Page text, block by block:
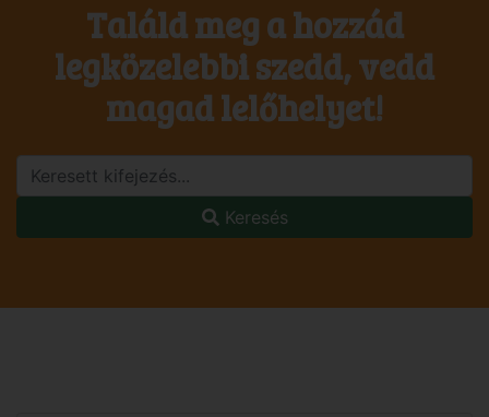
Találd meg a hozzád
legközelebbi szedd, vedd
magad lelőhelyet!
Keresés